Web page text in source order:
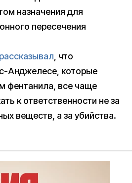
назначения для
пересечения
рассказывал , что
Анджелесе, которые
фентанила, все чаще
к ответственности не за
веществ, а за убийства.